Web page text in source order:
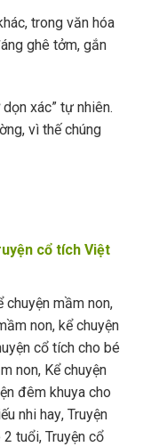
trong văn hóa
ghê tởm, gắn
xác” tự nhiên.
vì thế chúng
cổ tích Việt
chuyện mầm non,
non, kể chuyện
cổ tích cho bé
non, Kể chuyện
đêm khuya cho
nhi hay, Truyện
2 tuổi, Truyện cổ